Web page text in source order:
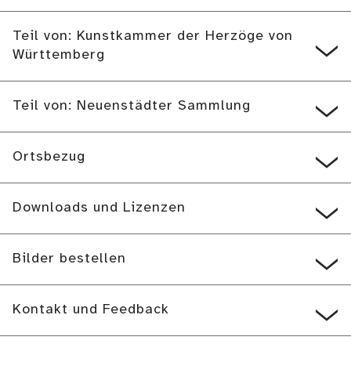
Teil von: Kunstkammer der Herzöge von
Württemberg
Teil von: Neuenstädter Sammlung
Ortsbezug
Downloads und Lizenzen
Bilder bestellen
Kontakt und Feedback